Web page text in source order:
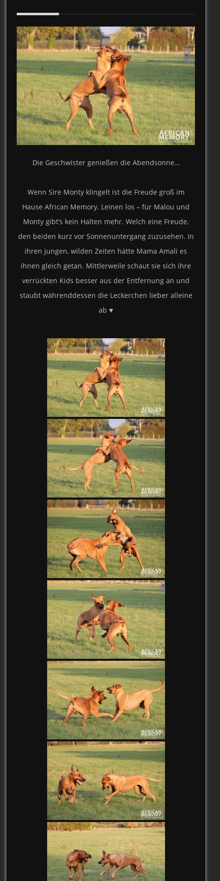
Die Geschwister genießen die Abendsonne…
Wenn Sire Monty klingelt ist die Freude groß im
Hause African Memory. Leinen los – für Malou und
Monty gibt’s kein Halten mehr. Welch eine Freude,
den beiden kurz vor Sonnenuntergang zuzusehen. In
ihren jungen, wilden Zeiten hätte Mama Amali es
ihnen gleich getan. Mittlerweile schaut sie sich ihre
verrückten Kids besser aus der Entfernung an und
staubt währenddessen die Leckerchen lieber alleine
ab ♥